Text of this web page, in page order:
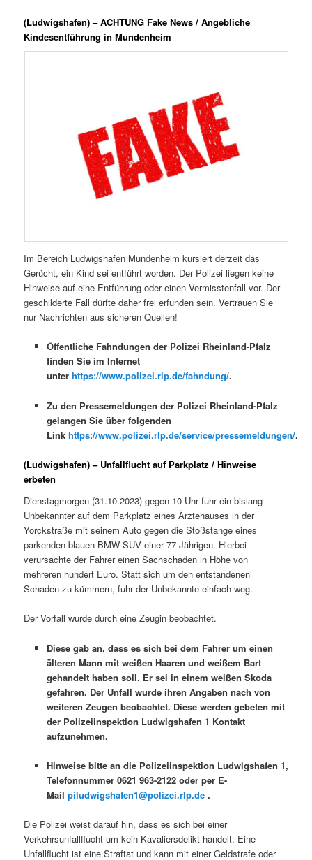
(Ludwigshafen) – ACHTUNG Fake News / Angebliche
Kindesentführung in Mundenheim
Im Bereich Ludwigshafen Mundenheim kursiert derzeit das
Gerücht, ein Kind sei entführt worden. Der Polizei liegen keine
Hinweise auf eine Entführung oder einen Vermisstenfall vor. Der
geschilderte Fall dürfte daher frei erfunden sein. Vertrauen Sie
nur Nachrichten aus sicheren Quellen!
Öffentliche Fahndungen der Polizei Rheinland-Pfalz
finden Sie im Internet
unter https://www.polizei.rlp.de/fahndung/.
Zu den Pressemeldungen der Polizei Rheinland-Pfalz
gelangen Sie über folgenden
Link https://www.polizei.rlp.de/service/pressemeldungen/.
(Ludwigshafen) – Unfallflucht auf Parkplatz / Hinweise
erbeten
Dienstagmorgen (31.10.2023) gegen 10 Uhr fuhr ein bislang
Unbekannter auf dem Parkplatz eines Ärztehauses in der
Yorckstraße mit seinem Auto gegen die Stoßstange eines
parkenden blauen BMW SUV einer 77-Jährigen. Hierbei
verursachte der Fahrer einen Sachschaden in Höhe von
mehreren hundert Euro. Statt sich um den entstandenen
Schaden zu kümmern, fuhr der Unbekannte einfach weg.
Der Vorfall wurde durch eine Zeugin beobachtet.
Diese gab an, dass es sich bei dem Fahrer um einen
älteren Mann mit weißen Haaren und weißem Bart
gehandelt haben soll. Er sei in einem weißen Skoda
gefahren. Der Unfall wurde ihren Angaben nach von
weiteren Zeugen beobachtet. Diese werden gebeten mit
der Polizeiinspektion Ludwigshafen 1 Kontakt
aufzunehmen.
Hinweise bitte an die Polizeiinspektion Ludwigshafen 1,
Telefonnummer 0621 963-2122 oder per E-
Mail piludwigshafen1@polizei.rlp.de.
Die Polizei weist darauf hin, dass es sich bei einer
Verkehrsunfallflucht um kein Kavaliersdelikt handelt. Eine
Unfallflucht ist eine Straftat und kann mit einer Geldstrafe oder